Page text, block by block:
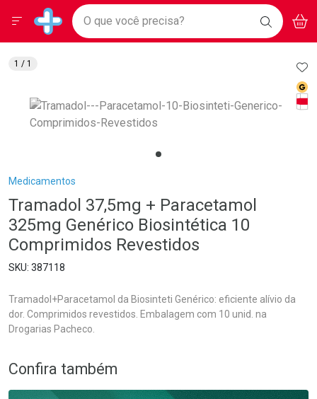
Drogarias Pacheco
Baixe nosso APP e aproveite Ofertas Exclusivas!
BAIXE
O APP
Ir direto para a home
pela página
Ir direto para o conteúdo
Ir direto para a busca
Ir direto para a conta
Ir direto para a notificações
Ir direto para o carrinho
Ir direto para o menu
Faça a sua busca
O que você precisa? BUSCAR
Menu
Breadcrumb
Medicamentos
Tramadol 37,5mg + Paracetamol
325mg Genérico Biosintética 10
Comprimidos Revestidos
387118
Tramadol+Paracetamol da Biosinteti Genérico: eficiente alívio da
dor. Comprimidos revestidos. Embalagem com 10 unid. na
Drogarias Pacheco.
1 / 1
Confira também